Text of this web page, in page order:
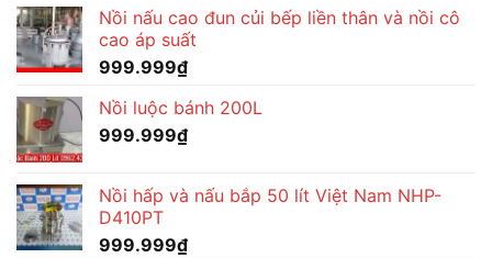
Nồi nấu cao đun củi bếp liền thân và nồi cô
cao áp suất
999.999₫
Nồi luộc bánh 200L
999.999₫
Nồi hấp và nấu bắp 50 lít Việt Nam NHP-
D410PT
999.999₫